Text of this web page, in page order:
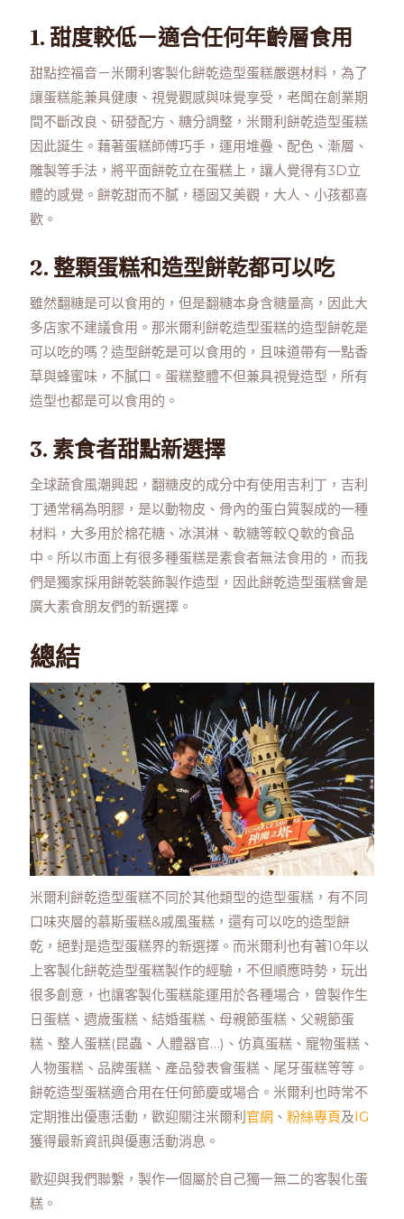
1. 甜度較低－適合任何年齡層食用
甜點控福音－米爾利客製化餅乾造型蛋糕嚴選材料，為了
讓蛋糕能兼具健康、視覺觀感與味覺享受，老闆在創業期
間不斷改良、研發配方、糖分調整，米爾利餅乾造型蛋糕
因此誕生。藉著蛋糕師傅巧手，運用堆疊、配色、漸層、
雕製等手法，將平面餅乾立在蛋糕上，讓人覺得有3D立
體的感覺。餅乾甜而不膩，穩固又美觀，大人、小孩都喜
歡。
2. 整顆蛋糕和造型餅乾都可以吃
雖然翻糖是可以食用的，但是翻糖本身含糖量高，因此大
多店家不建議食用。那米爾利餅乾造型蛋糕的造型餅乾是
可以吃的嗎？造型餅乾是可以食用的，且味道帶有一點香
草與蜂蜜味，不膩口。蛋糕整體不但兼具視覺造型，所有
造型也都是可以食用的。
3. 素食者甜點新選擇
全球蔬食風潮興起，翻糖皮的成分中有使用吉利丁，吉利
丁通常稱為明膠，是以動物皮、骨內的蛋白質製成的一種
材料，大多用於棉花糖、冰淇淋、軟糖等較Ｑ軟的食品
中。所以市面上有很多種蛋糕是素食者無法食用的，而我
們是獨家採用餅乾裝飾製作造型，因此餅乾造型蛋糕會是
廣大素食朋友們的新選擇。
總結
米爾利餅乾造型蛋糕不同於其他類型的造型蛋糕，有不同
口味夾層的慕斯蛋糕&戚風蛋糕，還有可以吃的造型餅
乾，絕對是造型蛋糕界的新選擇。而米爾利也有著10年以
上客製化餅乾造型蛋糕製作的經驗，不但順應時勢，玩出
很多創意，也讓客製化蛋糕能運用於各種場合，曾製作生
日蛋糕、週歲蛋糕、結婚蛋糕、母親節蛋糕、父親節蛋
糕、整人蛋糕(昆蟲、人體器官…)、仿真蛋糕、寵物蛋糕、
人物蛋糕、品牌蛋糕、產品發表會蛋糕、尾牙蛋糕等等。
餅乾造型蛋糕適合用在任何節慶或場合。米爾利也時常不
定期推出優惠活動，歡迎關注米爾利 官網 、粉絲專頁及IG
獲得最新資訊與優惠活動消息。
歡迎與我們聯繫，製作一個屬於自己獨一無二的客製化蛋
糕。